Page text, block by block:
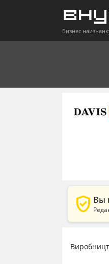
Бизнес
verified_user Вы